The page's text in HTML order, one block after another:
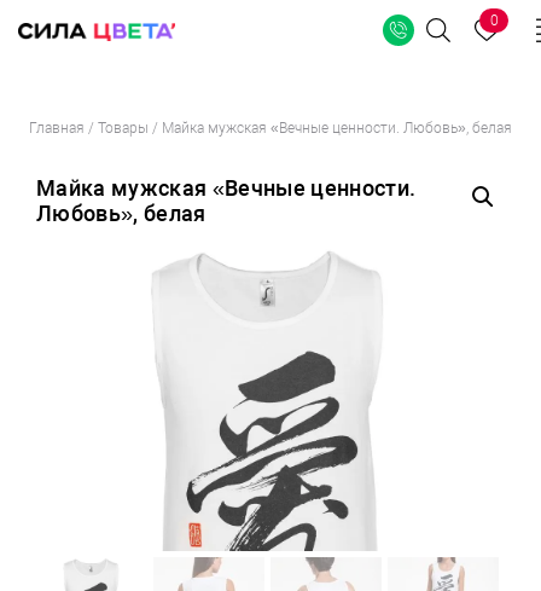
Перейти
содержимому
Поиск
0
Главная / Товары / Майка мужская «Вечные ценности. Любовь», белая
Майка мужская «Вечные ценности.
Любовь», белая